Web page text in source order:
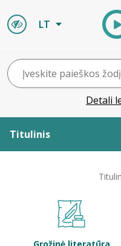
LT
Detali
Titulinis